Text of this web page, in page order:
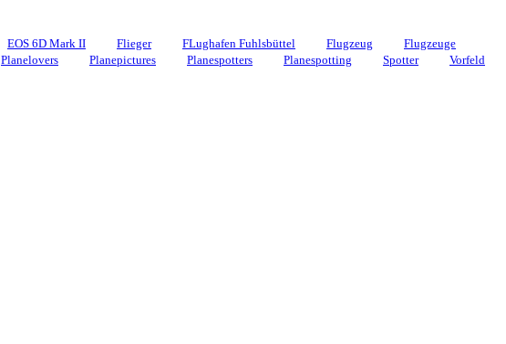
EOS 6D Mark II Flieger FLughafen Fuhlsbüttel Flugzeug
Flugzeuge
Planelovers Planepictures Planespotters Planespotting Spotter Vorfeld